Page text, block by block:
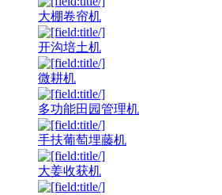
大棚卷帘机
开沟培土机
微耕机
多功能田园管理机
手扶葡萄埋藤机
大姜收获机